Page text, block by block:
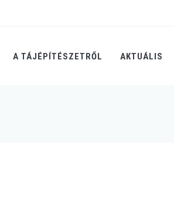
A TÁJÉPÍTÉSZETRŐL AKTUÁLIS